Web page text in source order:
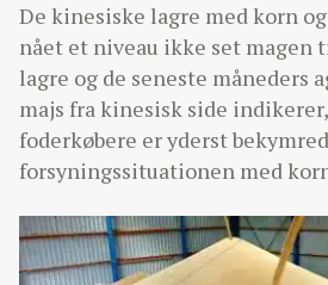
De kinesiske lagre med korn
nået et niveau ikke set magen
lagre og de seneste måneders
majs fra kinesisk side
foderkøbere er yderst
forsyningssituationen med